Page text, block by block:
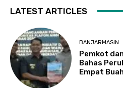
LATEST ARTICLES
BANJARMASIN
Pemkot
Bahas
Empat